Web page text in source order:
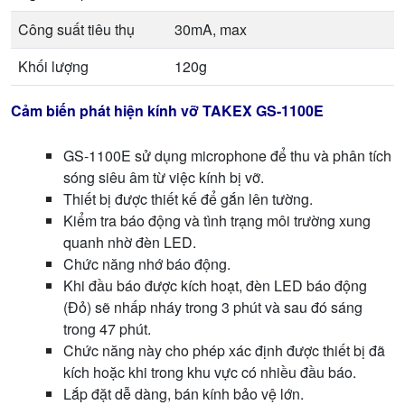
Cảm biến phát hiện kính vỡ TAKEX GS-1100E
GS-1100E sử dụng microphone để thu và phân tích
sóng siêu âm từ việc kính bị vỡ.
Thiết bị được thiết kế để gắn lên tường.
Kiểm tra báo động và tình trạng môi trường xung
quanh nhờ đèn LED.
Chức năng nhớ báo động.
Khi đầu báo được kích hoạt, đèn LED báo động
(Đỏ) sẽ nhấp nháy trong 3 phút và sau đó sáng
trong 47 phút.
Chức năng này cho phép xác định được thiết bị đã
kích hoặc khi trong khu vực có nhiều đầu báo.
Lắp đặt dễ dàng, bán kính bảo vệ lớn.
Công suất tiêu thụ
30mA, max
Khối lượng
120g